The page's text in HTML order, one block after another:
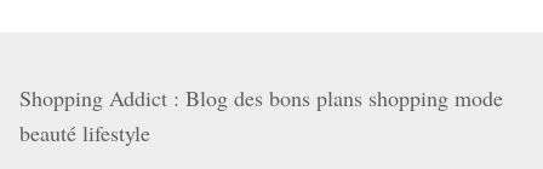
Shopping Addict : Blog des bons plans shopping mode
beauté lifestyle